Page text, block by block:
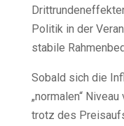
Politik in der
stabile
Sobald sich die
„normalen“
trotz des